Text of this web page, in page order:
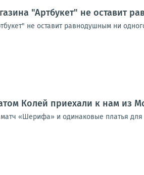
"Артбукет" не оставит
не оставит равнодушным ни
Колей приехали к нам из
«Шерифа» и одинаковые платья для